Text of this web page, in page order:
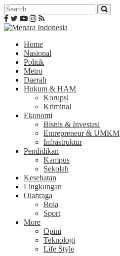
Home
Nasional
Politik
Metro
Daerah
Hukum & HAM
Korupsi
Kriminal
Ekonomi
Bisnis & Investasi
Entrepreneur & UMKM
Infrastruktur
Pendidikan
Kampus
Sekolah
Kesehatan
Lingkungan
Olahraga
Bola
Sport
More
Opini
Teknologi
Life Style